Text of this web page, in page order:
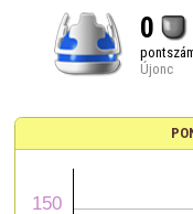
0
Újonc